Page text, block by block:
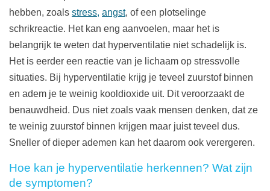
hebben, zoals stress, angst, of een plotselinge
schrikreactie. Het kan eng aanvoelen, maar het is
belangrijk te weten dat hyperventilatie niet schadelijk is.
Het is eerder een reactie van je lichaam op stressvolle
situaties. Bij hyperventilatie krijg je teveel zuurstof binnen
en adem je te weinig kooldioxide uit. Dit veroorzaakt de
benauwdheid. Dus niet zoals vaak mensen denken, dat ze
te weinig zuurstof binnen krijgen maar juist teveel dus.
Sneller of dieper ademen kan het daarom ook verergeren.
Hoe kan je hyperventilatie herkennen? Wat zijn
de symptomen?